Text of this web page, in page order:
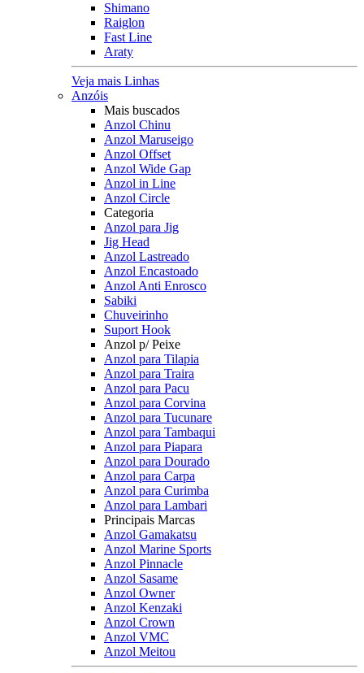
Shimano
Raiglon
Fast Line
Araty
Veja mais Linhas
Anzóis
Mais buscados
Anzol Chinu
Anzol Maruseigo
Anzol Offset
Anzol Wide Gap
Anzol in Line
Anzol Circle
Categoria
Anzol para Jig
Jig Head
Anzol Lastreado
Anzol Encastoado
Anzol Anti Enrosco
Sabiki
Chuveirinho
Suport Hook
Anzol p/ Peixe
Anzol para Tilapia
Anzol para Traira
Anzol para Pacu
Anzol para Corvina
Anzol para Tucunare
Anzol para Tambaqui
Anzol para Piapara
Anzol para Dourado
Anzol para Carpa
Anzol para Curimba
Anzol para Lambari
Principais Marcas
Anzol Gamakatsu
Anzol Marine Sports
Anzol Pinnacle
Anzol Sasame
Anzol Owner
Anzol Kenzaki
Anzol Crown
Anzol VMC
Anzol Meitou